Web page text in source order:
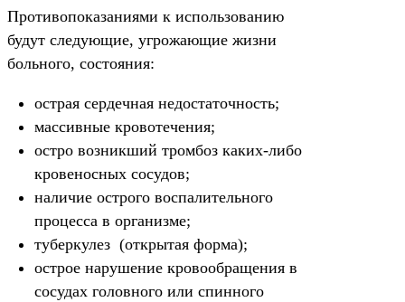
Противопоказаниями к использованию
будут следующие, угрожающие жизни
больного, состояния:
острая сердечная недостаточность;
массивные кровотечения;
остро возникший тромбоз каких-либо
кровеносных сосудов;
наличие острого воспалительного
процесса в организме;
туберкулез (открытая форма);
острое нарушение кровообращения в
сосудах головного или спинного